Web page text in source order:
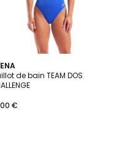
de bain TEAM DOS
€